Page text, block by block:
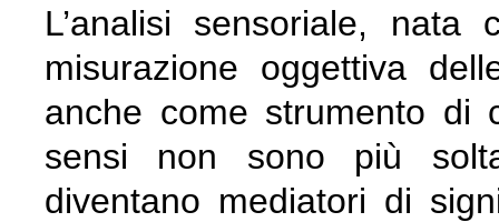
L’analisi sensoriale,
misurazione oggettiva
anche come strumento di
sensi non sono più
diventano mediatori di